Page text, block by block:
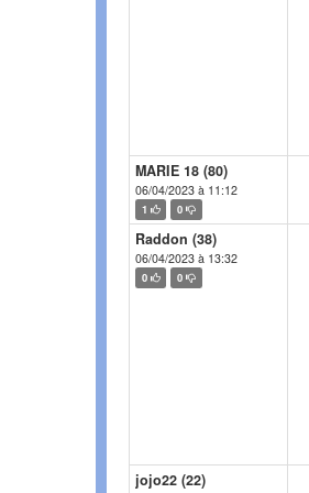
MARIE 18 (80)
06/04/2023 à 11:12
1 0
Raddon (38)
06/04/2023 à 13:32
0 0
jojo22 (22)